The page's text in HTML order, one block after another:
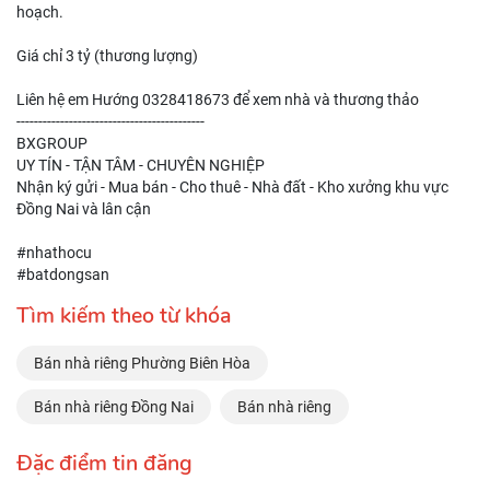
hoạch.
Giá chỉ 3 tỷ (thương lượng)
Liên hệ em Hướng 0328418673 để xem nhà và thương thảo
-------------------------------------------
BXGROUP
UY TÍN - TẬN TÂM - CHUYÊN NGHIỆP
Nhận ký gửi - Mua bán - Cho thuê - Nhà đất - Kho xưởng khu vực
Đồng Nai và lân cận
#nhathocu
#batdongsan
Tìm kiếm theo từ khóa
Bán nhà riêng Phường Biên Hòa
Bán nhà riêng Đồng Nai Bán nhà riêng
Đặc điểm tin đăng